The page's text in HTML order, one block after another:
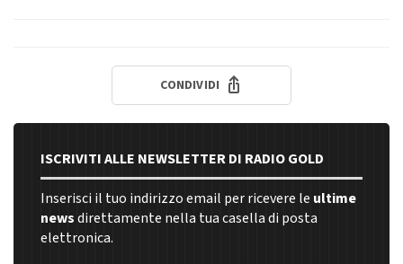
CONDIVIDI
ISCRIVITI ALLE NEWSLETTER DI RADIO GOLD
Inserisci il tuo indirizzo email per ricevere le ultime
newsdirettamente nella tua casella di posta
elettronica.